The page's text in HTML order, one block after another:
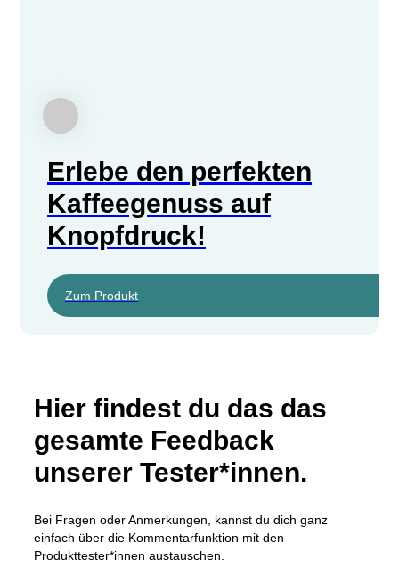
Erlebe den perfekten
Kaffeegenuss auf
Knopfdruck!
Zum Produkt
Hier findest du das das
gesamte Feedback
unserer Tester*innen.
Bei Fragen oder Anmerkungen, kannst du dich ganz
einfach über die Kommentarfunktion mit den
Produkttester*innen austauschen.